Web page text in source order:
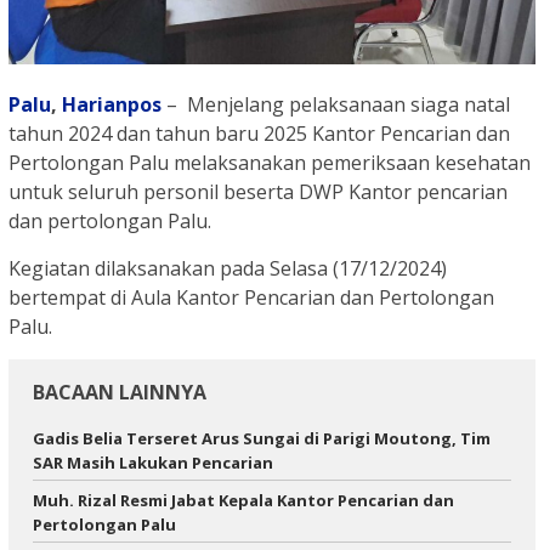
Palu, Harianpos – Menjelang pelaksanaan siaga natal
tahun 2024 dan tahun baru 2025 Kantor Pencarian dan
Pertolongan Palu melaksanakan pemeriksaan kesehatan
untuk seluruh personil beserta DWP Kantor pencarian
dan pertolongan Palu.
Kegiatan dilaksanakan pada Selasa (17/12/2024)
bertempat di Aula Kantor Pencarian dan Pertolongan
Palu.
BACAAN LAINNYA
Gadis Belia Terseret Arus Sungai di Parigi Moutong, Tim
SAR Masih Lakukan Pencarian
Muh. Rizal Resmi Jabat Kepala Kantor Pencarian dan
Pertolongan Palu